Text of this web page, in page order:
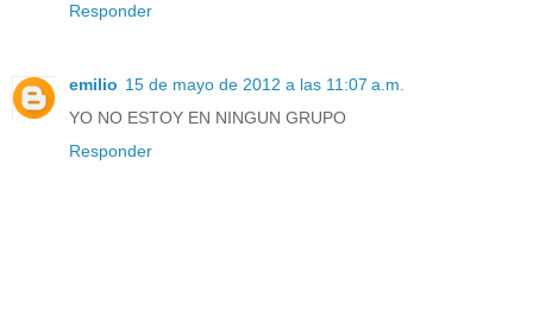
Responder
emilio 15 de mayo de 2012 a las 11:07 a.m.
YO NO ESTOY EN NINGUN GRUPO
Responder